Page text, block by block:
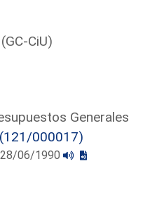
CiU)
Generales
(121/000017)
28/06/1990